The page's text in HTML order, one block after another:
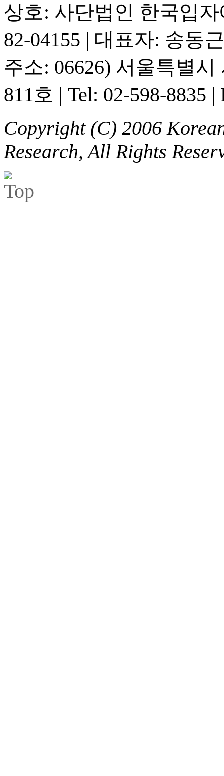
상호: 사단법인 한국입
82-04155 | 대표자: 송동
주소: 06626) 서울특별
811호 | Tel: 02-598-8835 |
Copyright (C) 2006
Research, All Rights